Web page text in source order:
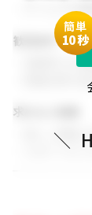
・チームでの
歓迎条件
・同業界での
・関連分野の
求める人物像
・新しい挑戦
・スポーツビ
簡単
10秒
＼